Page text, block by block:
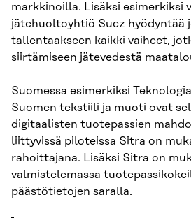
markkinoilla. Lisäksi esimerkiksi
jätehuoltoyhtiö Suez hyödyntää
tallentaakseen kaikki vaiheet,
siirtämiseen jätevedestä
Suomessa esimerkiksi
Suomen tekstiili ja muoti ovat
digitaalisten tuotepassien
liittyvissä piloteissa Sitra on
rahoittajana. Lisäksi Sitra on
valmistelemassa
päästötietojen saralla.